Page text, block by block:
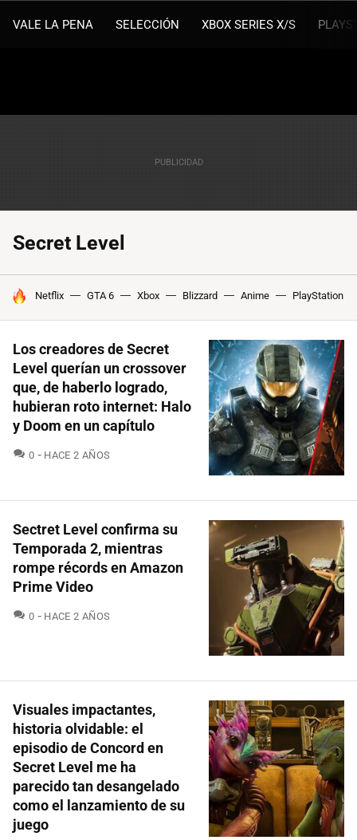
VALE LA PENA SELECCIÓN XBOX SERIES X/S
Secret Level
HOY SE HABLA DE
Netflix GTA 6 Xbox Blizzard Anime PlayStation
Los creadores de Secret
Level querían un crossover
que, de haberlo logrado,
hubieran roto internet: Halo
y Doom en un capítulo
0 COMENTARIOS
HACE 2 AÑOS
Sectret Level confirma su
Temporada 2, mientras
rompe récords en Amazon
Prime Video
0 COMENTARIOS
HACE 2 AÑOS
Visuales impactantes,
historia olvidable: el
episodio de Concord en
Secret Level me ha
parecido tan desangelado
como el lanzamiento de su
juego